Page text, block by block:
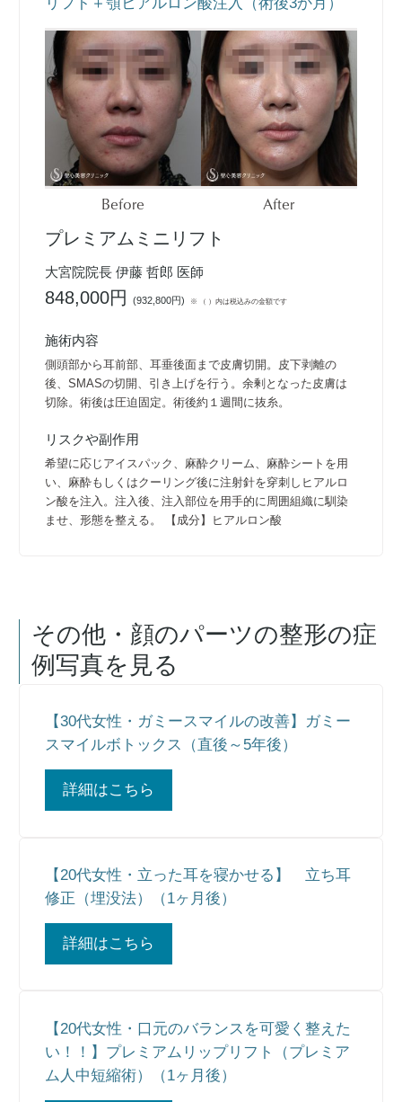
Before After
プレミアムミニリフト
大宮院院長 伊藤 哲郎 医師
848,000円(932,800円) ※ （ ）内は税込みの金額です
施術内容
側頭部から耳前部、耳垂後面まで皮膚切開。皮下剥離の
後、SMASの切開、引き上げを行う。余剰となった皮膚は
切除。術後は圧迫固定。術後約１週間に抜糸。
リスクや副作用
希望に応じアイスパック、麻酔クリーム、麻酔シートを用
い、麻酔もしくはクーリング後に注射針を穿刺しヒアルロ
ン酸を注入。注入後、注入部位を用手的に周囲組織に馴染
ませ、形態を整える。 【成分】ヒアルロン酸
その他・顔のパーツの整形の症
例写真を見る
【30代女性・ガミースマイルの改善】ガミー
スマイルボトックス（直後～5年後）
詳細はこちら
【20代女性・立った耳を寝かせる】 立ち耳
修正（埋没法）（1ヶ月後）
詳細はこちら
【20代女性・口元のバランスを可愛く整えた
い！！】プレミアムリップリフト（プレミア
ム人中短縮術）（1ヶ月後）